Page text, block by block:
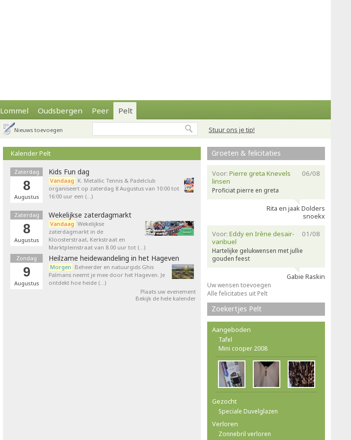
Lommel Oudsbergen Peer Pelt
Stuur ons je tip!
Nieuws toevoegen
Kalender Pelt
Zaterdag
8
Augustus
Kids Fun dag
Vandaag K. Metallic Tennis & Padelclub
organiseert op zaterdag 8 Augustus van 10:00 tot
16:00 uur een (…)
Zaterdag
8
Augustus
Wekelijkse zaterdagmarkt
Vandaag Wekelijkse
zaterdagmarkt in de
Kloosterstraat, Kerkstraat en
Marktpleinstraat van 8.00 uur tot (…)
Zondag
9
Augustus
Heilzame heidewandeling in het Hageven
Morgen Beheerder en natuurgids Ghis
Palmans neemt je mee door het Hageven. Je
ontdekt hoe heide (…)
Plaats uw evenement
Bekijk de hele kalender
Groeten & felicitaties
06/08
Voor: Pierre greta Knevels
linsen
Proficiat pierre en greta
Rita en jaak Dolders
snoekx
01/08
Voor: Eddy en Irène desair-
vanbuel
Hartelijke gelukwensen met jullie
gouden feest
Gabie Raskin
Uw wensen toevoegen
Alle felicitaties uit Pelt
Zoekertjes Pelt
Aangeboden
Tafel
Mini cooper 2008
Gezocht
Speciale Duvelglazen
Verloren
Zonnebril verloren